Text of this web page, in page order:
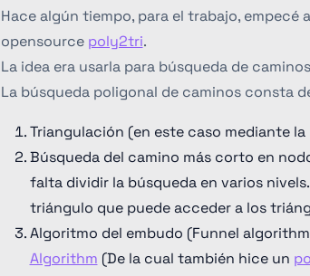
Hace algún tiempo, para el trabajo,
opensource poly2tri.
La idea era usarla para búsqueda de
La búsqueda poligonal de caminos consta
Triangulación (en este caso mediante
Búsqueda del camino más corto en
falta dividir la búsqueda en varios
triángulo que puede acceder a los
Algoritmo del embudo (Funnel
Algorithm (De la cual también hice un